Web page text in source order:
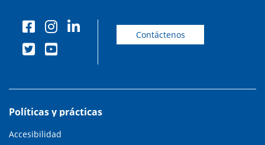
Contáctenos
Políticas y prácticas
Accesibilidad